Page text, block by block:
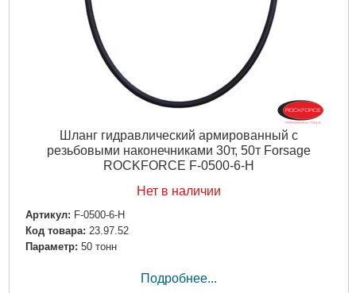
Шланг гидравлический армированный с
резьбовыми наконечниками 30т, 50т Forsage
ROCKFORCE F-0500-6-H
Нет в наличии
Артикул: F-0500-6-H
Код товара: 23.97.52
Параметр: 50 тонн
Подробнее...